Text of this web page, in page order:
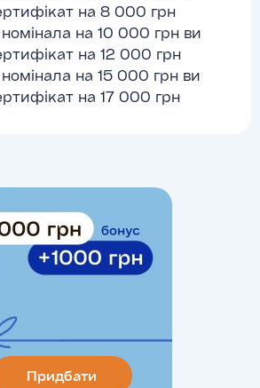
на 8 000 грн
на 10 000 грн ви
на 12 000 грн
на 15 000 грн ви
на 17 000 грн
Придбати